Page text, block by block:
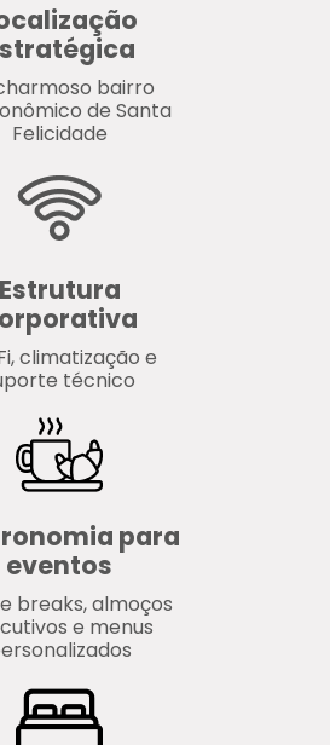
bairro
de Santa
Felicidade
Estrutura
climatização e
técnico
para
eventos
breaks, almoços
e menus